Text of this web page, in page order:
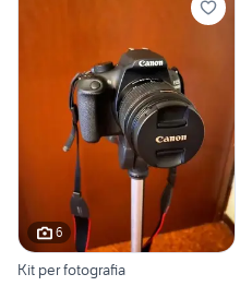
6
Kit per fotografia